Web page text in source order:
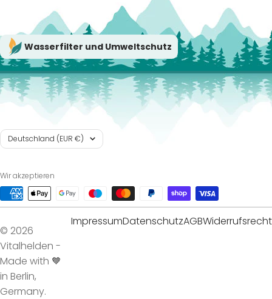
Wasserfilter und Umweltschutz
Land/Region
Deutschland (EUR €)
Wir akzeptieren
© 2026
Vitalhelden -
Made with 🧡
in Berlin,
Germany.
ImpressumDatenschutzAGBWiderrufsrecht